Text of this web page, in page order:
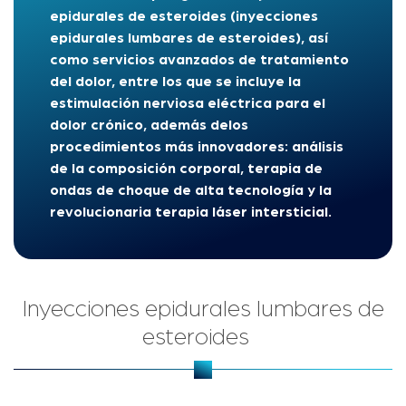
epidurales de esteroides (inyecciones
epidurales lumbares de esteroides), así
como servicios avanzados de tratamiento
del dolor, entre los que se incluye la
estimulación nerviosa eléctrica para el
dolor crónico, además delos
procedimientos más innovadores: análisis
de la composición corporal, terapia de
ondas de choque de alta tecnología y la
revolucionaria terapia láser intersticial.
Inyecciones epidurales lumbares de
esteroides